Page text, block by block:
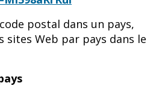
postal dans un pays,
sites Web par pays dans le